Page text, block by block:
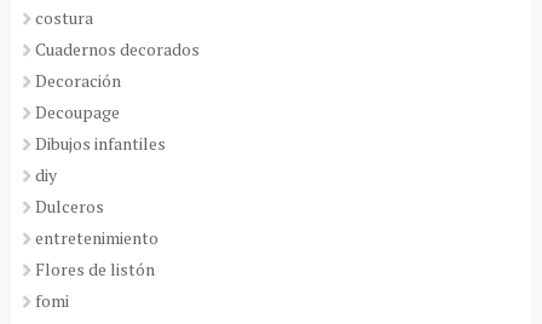
costura
Cuadernos decorados
Decoración
Decoupage
Dibujos infantiles
diy
Dulceros
entretenimiento
Flores de listón
fomi